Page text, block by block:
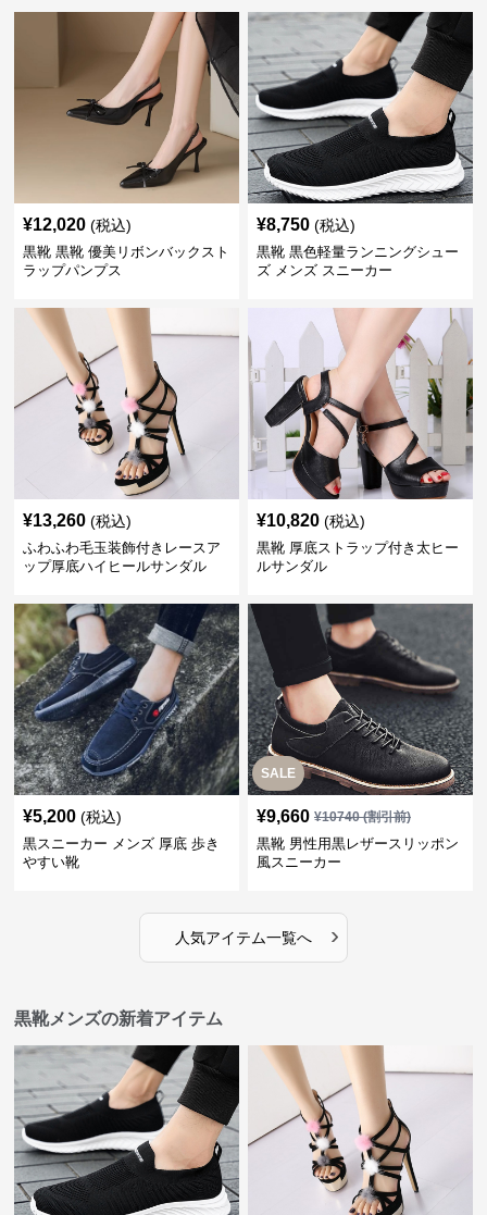
¥12,020 (税込)
黒靴 黒靴 優美リボンバックスト
ラップパンプス
¥8,750 (税込)
黒靴 黒色軽量ランニングシュー
ズ メンズ スニーカー
¥13,260 (税込)
ふわふわ毛玉装飾付きレースア
ップ厚底ハイヒールサンダル
¥10,820 (税込)
黒靴 厚底ストラップ付き太ヒー
ルサンダル
¥5,200 (税込)
黒スニーカー メンズ 厚底 歩き
やすい靴
SALE
¥9,660 ¥10740(割引前)
黒靴 男性用黒レザースリッポン
風スニーカー
人気アイテム一覧へ ›
黒靴メンズの新着アイテム